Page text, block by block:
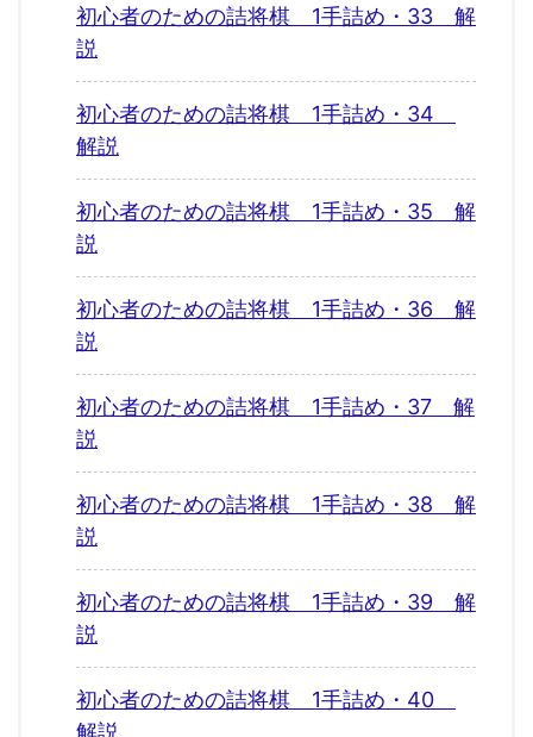
初心者のための詰将棋 1手詰め・33 解
説
初心者のための詰将棋 1手詰め・34
解説
初心者のための詰将棋 1手詰め・35 解
説
初心者のための詰将棋 1手詰め・36 解
説
初心者のための詰将棋 1手詰め・37 解
説
初心者のための詰将棋 1手詰め・38 解
説
初心者のための詰将棋 1手詰め・39 解
説
初心者のための詰将棋 1手詰め・40
解説